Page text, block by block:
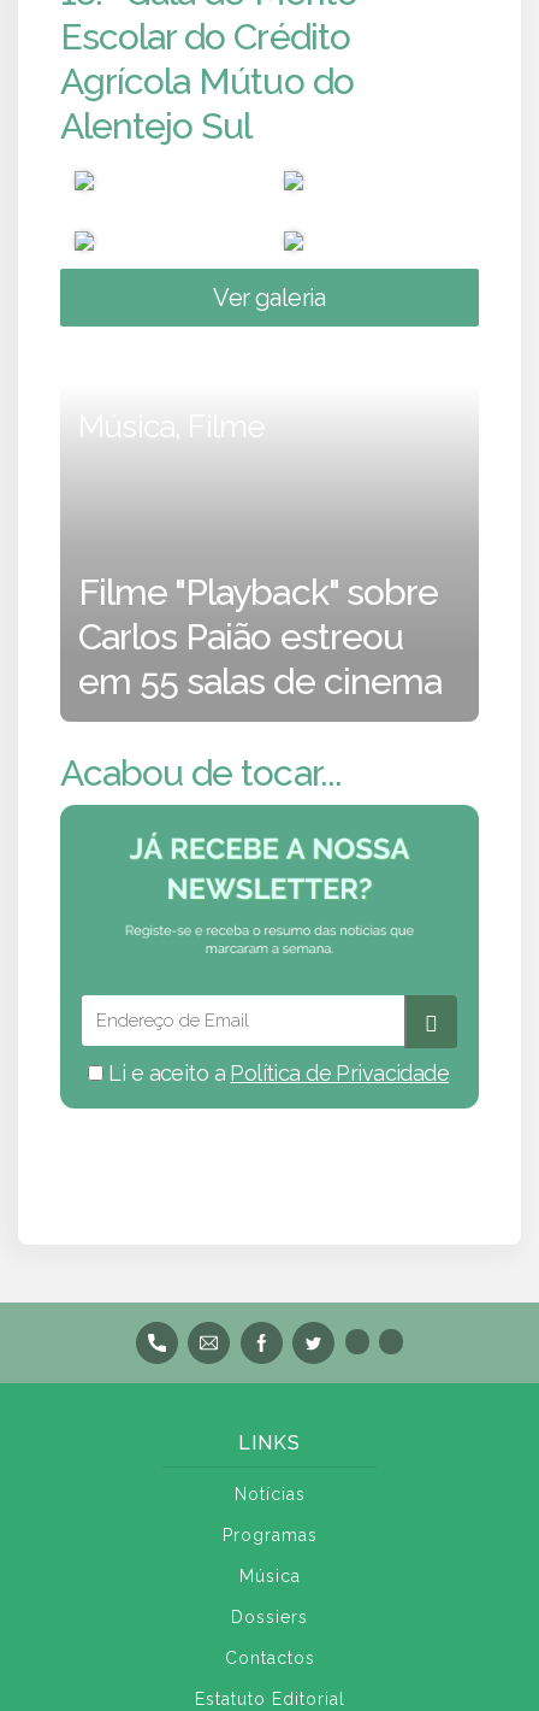
Escolar do Crédito
Agrícola Mútuo do
Alentejo Sul
Ver galeria
Música, Filme
Filme "Playback" sobre
Carlos Paião estreou
em 55 salas de cinema
Acabou de tocar...
Li e aceito a Política de Privacidade
LINKS
Notícias
Programas
Música
Dossiers
Contactos
Estatuto Editorial